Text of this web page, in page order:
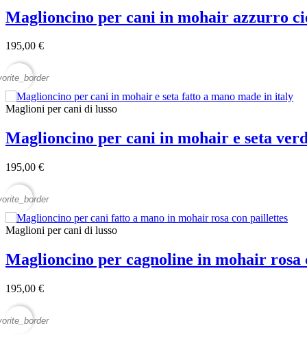
Maglioncino per cani in mohair azzurro
195,00 €
Maglioni per cani di lusso
Maglioncino per cani in mohair e seta
195,00 €
Maglioni per cani di lusso
Maglioncino per cagnoline in mohair
195,00 €